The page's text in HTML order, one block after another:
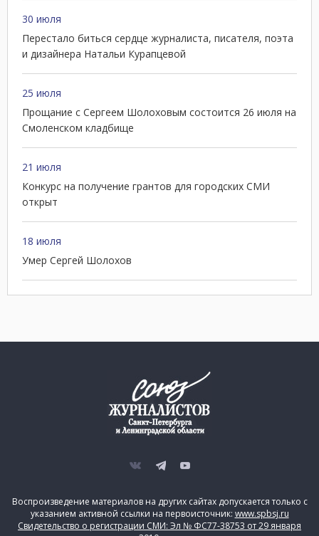
30 июля
Перестало биться сердце журналиста, писателя, поэта
и дизайнера Натальи Курапцевой
25 июля
Прощание с Сергеем Шолоховым состоится 26 июля на
Смоленском кладбище
21 июля
Конкурс на получение грантов для городских СМИ
открыт
18 июля
Умер Сергей Шолохов
Воспроизведение материалов на других сайтах допускается только с
указанием активной ссылки на первоисточник: www.spbsj.ru
Свидетельство о регистрации СМИ: Эл № ФС77-38753 от 29 января